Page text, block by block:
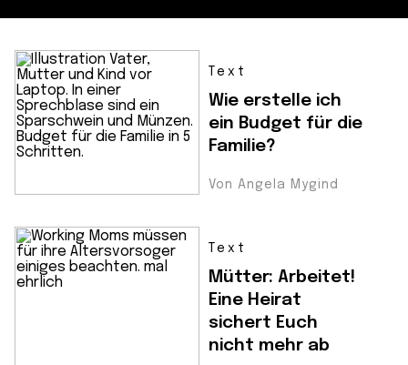
Text
Wie erstelle ich
ein Budget für die
Familie?
Von Angela Mygind
Text
Mütter: Arbeitet!
Eine Heirat
sichert Euch
nicht mehr ab